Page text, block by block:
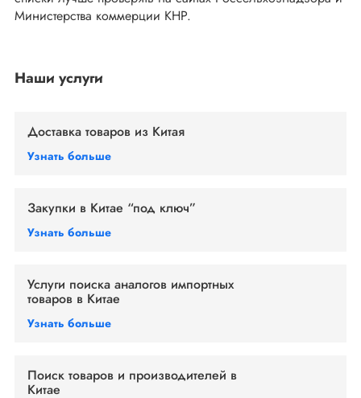
Министерства коммерции КНР.
Наши услуги
Доставка товаров из Китая
Узнать больше
Закупки в Китае “под ключ”
Узнать больше
Услуги поиска аналогов импортных
товаров в Китае
Узнать больше
Поиск товаров и производителей в
Китае